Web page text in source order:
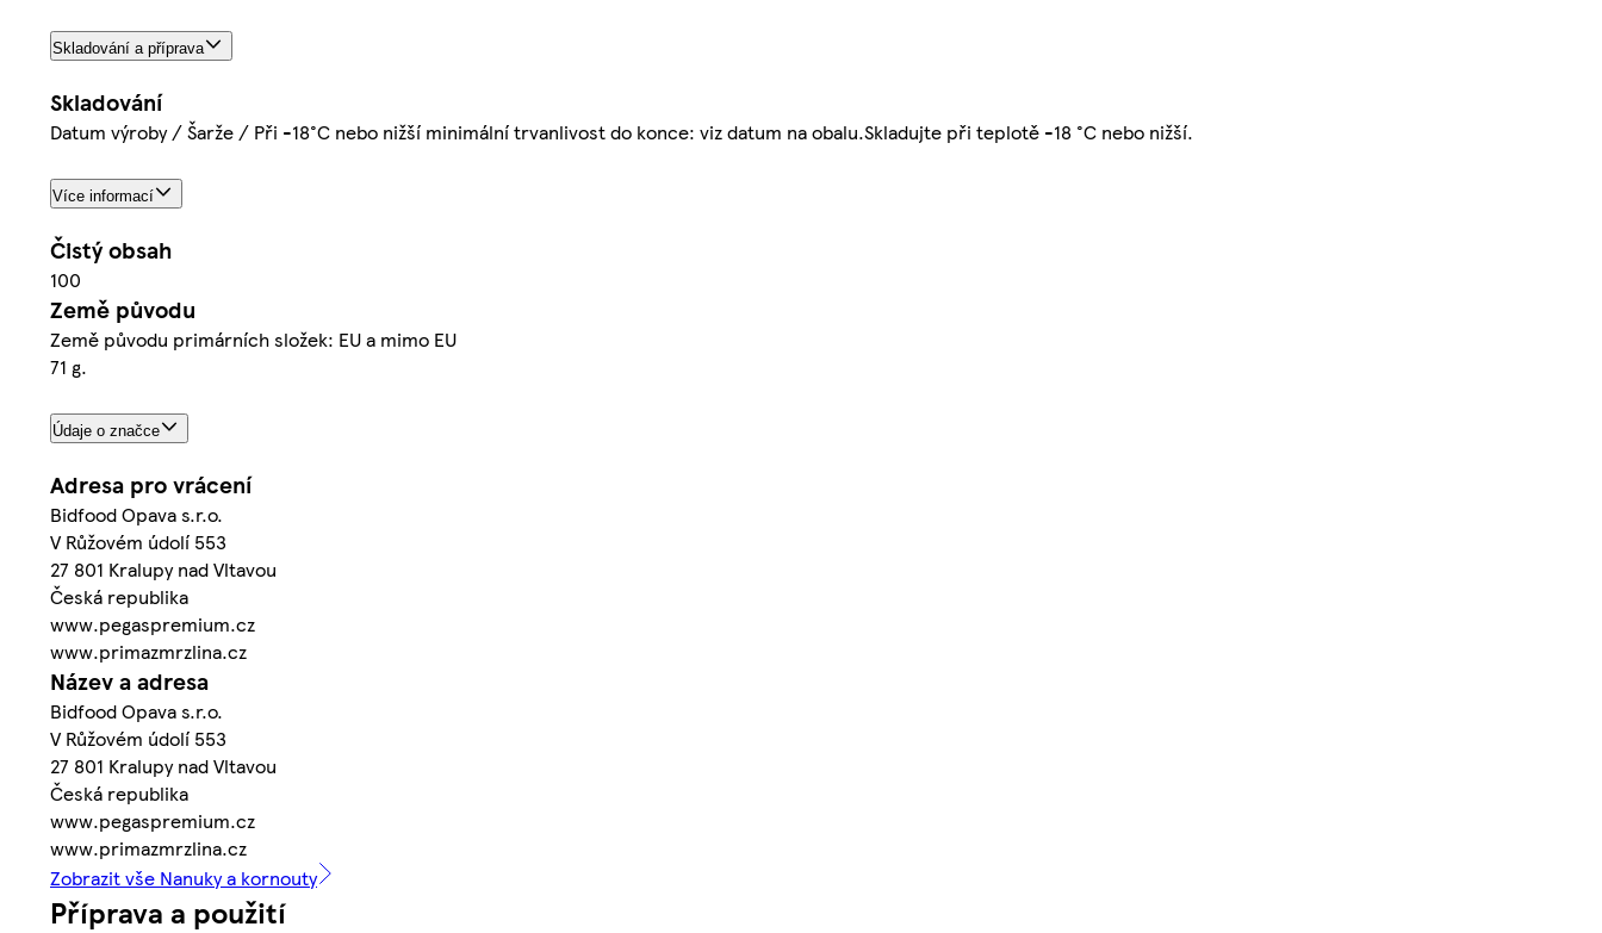
Skladování a příprava
Skladování
Datum výroby / Šarže / Při -18°C nebo nižší minimální trvanlivost do konce: viz datum na obalu.Skladujte při teplotě -18 °C nebo nižší.
Více informací
Čistý obsah
100
Země původu
Země původu primárních složek: EU a mimo EU
71 g.
Údaje o značce
Adresa pro vrácení
Bidfood Opava s.r.o.
V Růžovém údolí 553
27 801 Kralupy nad Vltavou
Česká republika
www.pegaspremium.cz
www.primazmrzlina.cz
Název a adresa
Bidfood Opava s.r.o.
V Růžovém údolí 553
27 801 Kralupy nad Vltavou
Česká republika
www.pegaspremium.cz
www.primazmrzlina.cz
Zobrazit vše Nanuky a kornouty
Příprava a použití